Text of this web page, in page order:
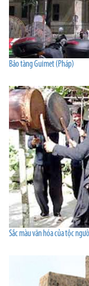
Bảo tàng Guimet (Pháp)
Sắc màu văn hóa của tộc